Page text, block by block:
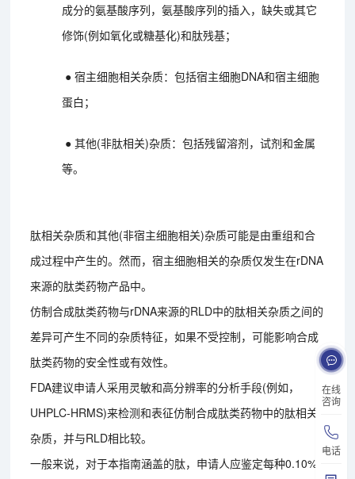
在线
咨询
电话
成分的氨基酸序列，氨基酸序列的插入，缺失或其它
修饰(例如氧化或糖基化)和肽残基；
● 宿主细胞相关杂质：包括宿主细胞DNA和宿主细胞
蛋白；
● 其他(非肽相关)杂质：包括残留溶剂，试剂和金属
等。
肽相关杂质和其他(非宿主细胞相关)杂质可能是由重组和合
成过程中产生的。然而，宿主细胞相关的杂质仅发生在rDNA
来源的肽类药物产品中。
仿制合成肽类药物与rDNA来源的RLD中的肽相关杂质之间的
差异可产生不同的杂质特征，如果不受控制，可能影响合成
肽类药物的安全性或有效性。
FDA建议申请人采用灵敏和高分辨率的分析手段(例如，
UHPLC-HRMS)来检测和表征仿制合成肽类药物中的肽相关
杂质，并与RLD相比较。
一般来说，对于本指南涵盖的肽，申请人应鉴定每种0.10%